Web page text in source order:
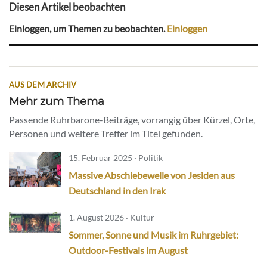
Diesen Artikel beobachten
Einloggen, um Themen zu beobachten.Einloggen
AUS DEM ARCHIV
Mehr zum Thema
Passende Ruhrbarone-Beiträge, vorrangig über Kürzel, Orte,
Personen und weitere Treffer im Titel gefunden.
15. Februar 2025 · Politik
Massive Abschiebewelle von Jesiden aus
Deutschland in den Irak
1. August 2026 · Kultur
Sommer, Sonne und Musik im Ruhrgebiet:
Outdoor-Festivals im August